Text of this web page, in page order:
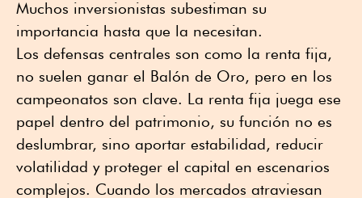
Muchos inversionistas subestiman su
importancia hasta que la necesitan.
Los defensas centrales son como la renta fija,
no suelen ganar el Balón de Oro, pero en los
campeonatos son clave. La renta fija juega ese
papel dentro del patrimonio, su función no es
deslumbrar, sino aportar estabilidad, reducir
volatilidad y proteger el capital en escenarios
complejos. Cuando los mercados atraviesan